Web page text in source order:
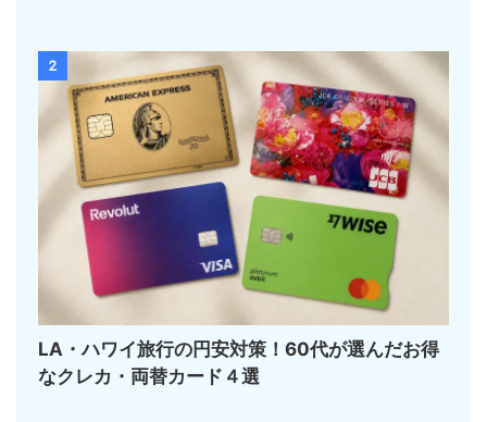
2
LA・ハワイ旅行の円安対策！60代が選んだお得
なクレカ・両替カード４選